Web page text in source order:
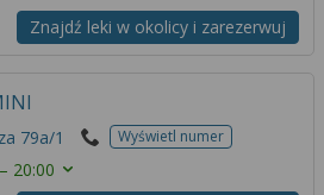
Znajdź leki w okolicy i zarezerwuj
79a/1 Wyświetl numer
20:00